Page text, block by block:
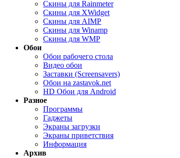
Скины для Rainmeter
Скины для XWidget
Скины для AIMP
Скины для Winamp
Скины для WMP
Обои
Обои рабочего стола
Видео обои
Заставки (Screensavers)
Обои на zastavok.net
HD Обои для Android
Разное
Программы
Гаджеты
Экраны загрузки
Экраны приветствия
Информация
Архив